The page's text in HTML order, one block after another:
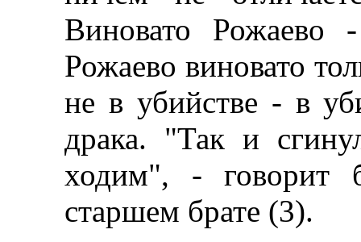
Виновато
Рожаево виновато
не в убийстве - в
драка. "Так и
ходим", - говорит
старшем брате (3).